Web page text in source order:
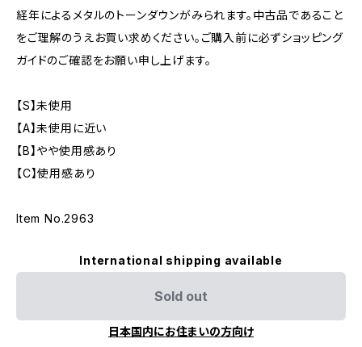
経年によるメタルのトーンダウンがみられます。中古品であること
をご理解のうえお買い求めください。ご購入前に必ずショッピング
ガイドのご確認をお願い申し上げます。
【S】未使用
【A】未使用に近い
【B】やや使用感あり
【C】使用感あり
Item No.2963
International shipping available
Sold out
日本国内にお住まいの方向け